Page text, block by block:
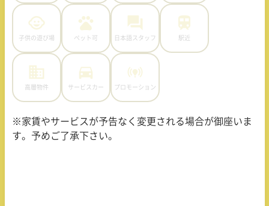
子供の遊び場 ペット可 日本語スタッフ 駅近
高層物件 サービスカー プロモーション
※家賃やサービスが予告なく変更される場合が御座いま
す。予めご了承下さい。